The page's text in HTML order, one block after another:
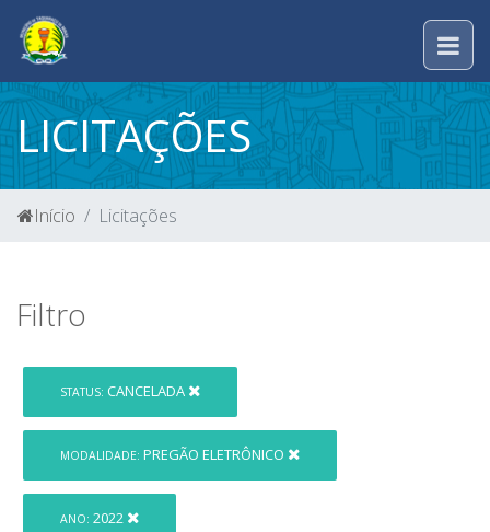
LICITAÇÕES
Início Licitações
Filtro
STATUS: CANCELADA
MODALIDADE: PREGÃO ELETRÔNICO
ANO: 2022